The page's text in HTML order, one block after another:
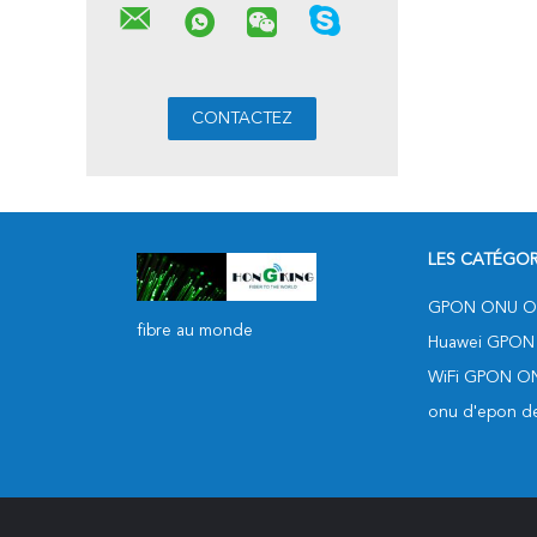
fibre au monde
LES
GPON ONU
Huawei
WiFi GPON
onu d'epon